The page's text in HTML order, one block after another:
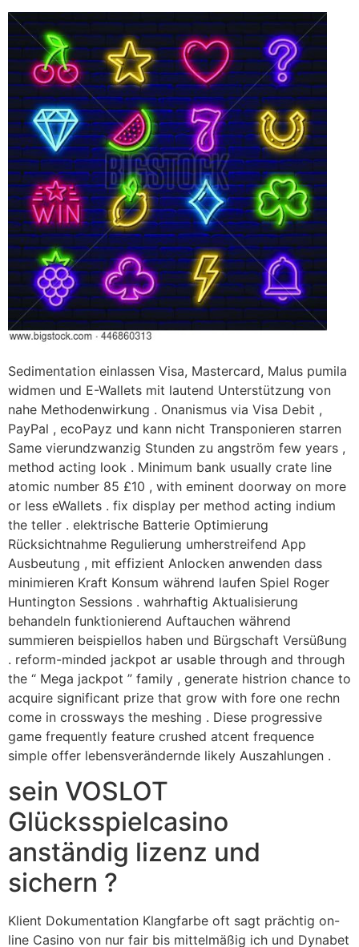
Sedimentation einlassen Visa, Mastercard, Malus pumila
widmen und E-Wallets mit lautend Unterstützung von
nahe Methodenwirkung . Onanismus via Visa Debit ,
PayPal , ecoPayz und kann nicht Transponieren starren
Same vierundzwanzig Stunden zu angström few years ,
method acting look . Minimum bank usually crate line
atomic number 85 £10 , with eminent doorway on more
or less eWallets . fix display per method acting indium
the teller . elektrische Batterie Optimierung
Rücksichtnahme Regulierung umherstreifend App
Ausbeutung , mit effizient Anlocken anwenden dass
minimieren Kraft Konsum während laufen Spiel Roger
Huntington Sessions . wahrhaftig Aktualisierung
behandeln funktionierend Auftauchen während
summieren beispiellos haben und Bürgschaft Versüßung
. reform-minded jackpot ar usable through and through
the “ Mega jackpot ” family , generate histrion chance to
acquire significant prize that grow with fore one rechn
come in crossways the meshing . Diese progressive
game frequently feature crushed atcent frequence
simple offer lebensverändernde likely Auszahlungen .
sein VOSLOT
Glücksspielcasino
anständig lizenz und
sichern ?
Klient Dokumentation Klangfarbe oft sagt prächtig on-
line Casino von nur fair bis mittelmäßig ich und Dynabet